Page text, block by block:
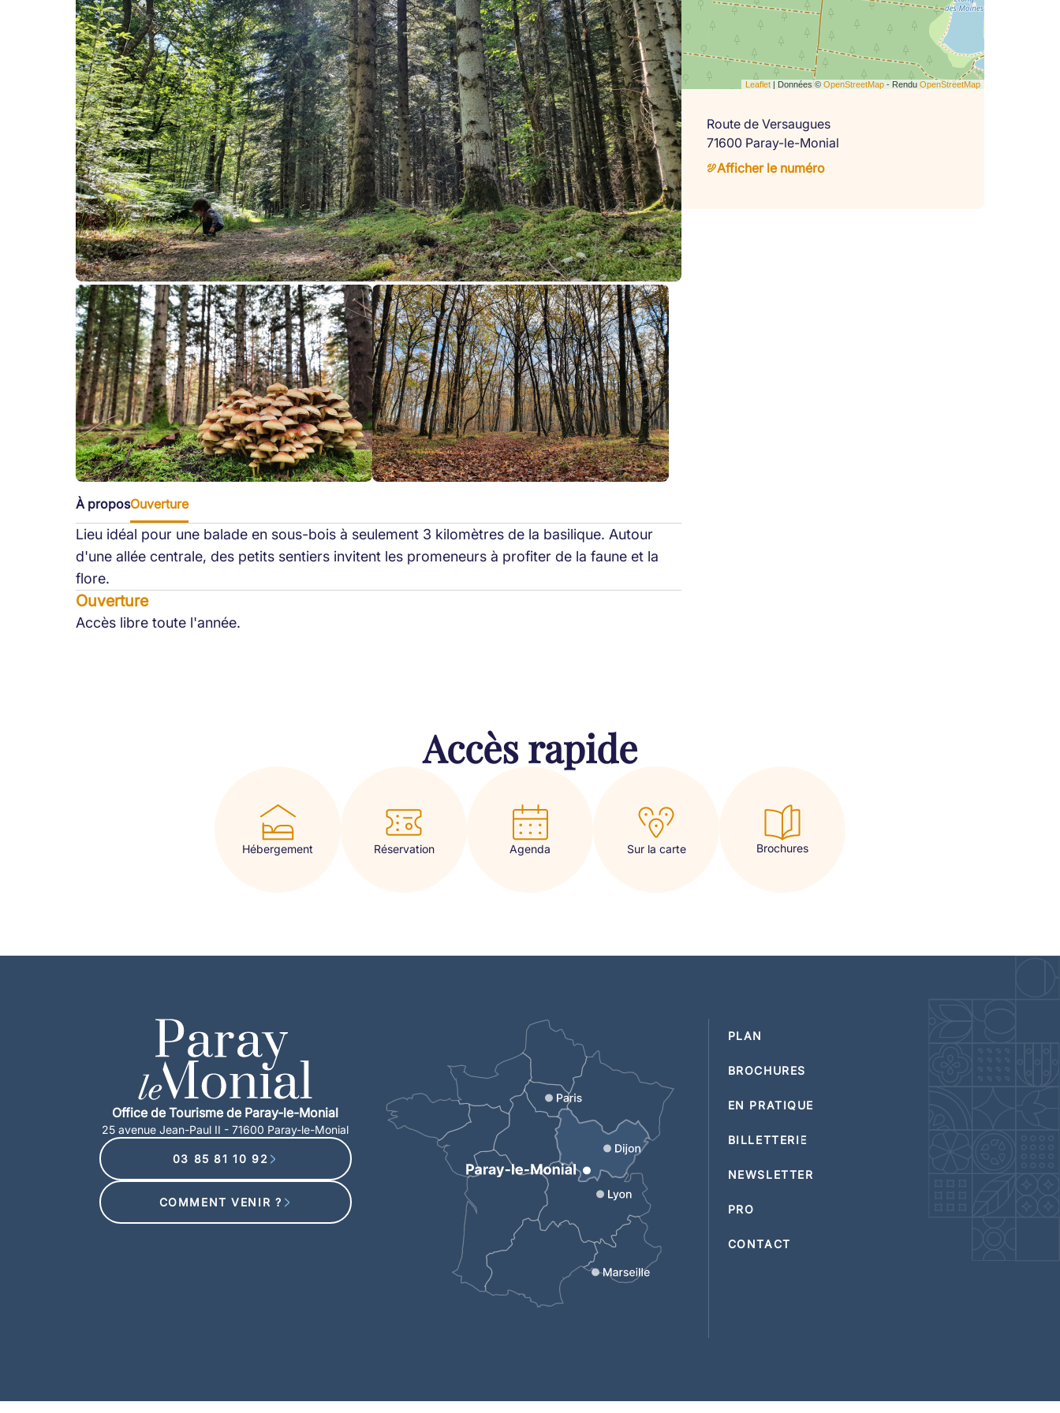
À proposOuverture
Lieu idéal pour une balade en sous-bois à seulement 3 kilomètres de la basilique. Autour
d'une allée centrale, des petits sentiers invitent les promeneurs à profiter de la faune et la
flore.
Ouverture
Accès libre toute l'année.
Leaflet | Données © OpenStreetMap - Rendu OpenStreetMap
Route de Versaugues
71600 Paray-le-Monial
Afficher le numéro
Accès rapide
Hébergement Réservation Agenda Sur la carte Brochures
Office de Tourisme de Paray-le-Monial
25 avenue Jean-Paul II - 71600 Paray-le-Monial
03 85 81 10 92
COMMENT VENIR ?
PLAN
BROCHURES
EN PRATIQUE
BILLETTERIE
NEWSLETTER
PRO
CONTACT